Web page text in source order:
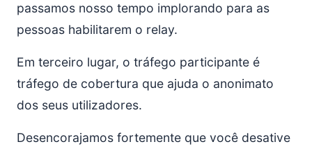
passamos nosso tempo implorando para as
pessoas habilitarem o relay.
Em terceiro lugar, o tráfego participante é
tráfego de cobertura que ajuda o anonimato
dos seus utilizadores.
Desencorajamos fortemente que você desative